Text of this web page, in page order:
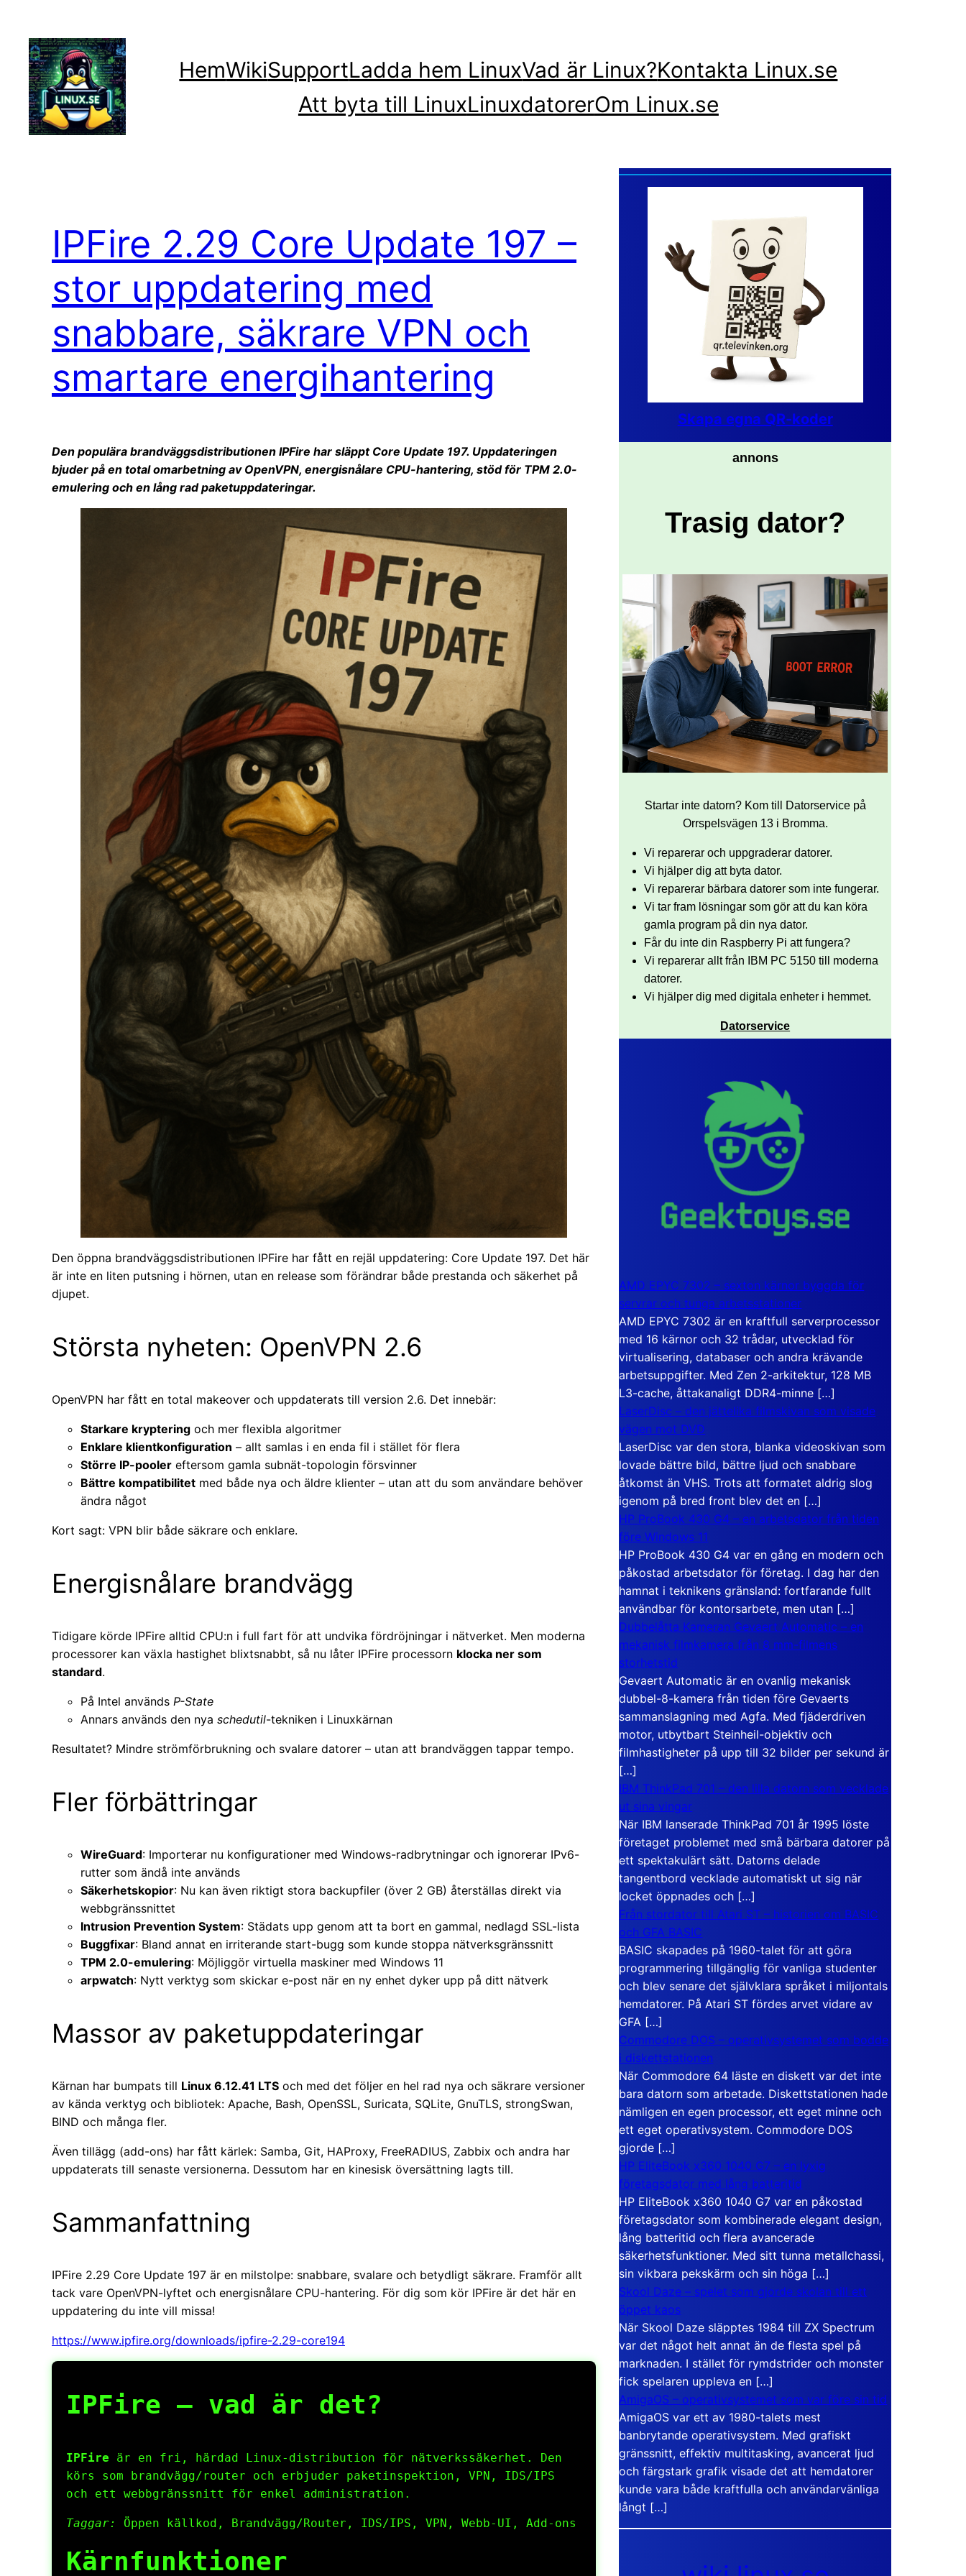
innehåll
HemWikiSupportLadda hem LinuxVad är Linux?Kontakta Linux.se
Att byta till LinuxLinuxdatorerOm Linux.se
IPFire 2.29 Core Update 197 –
stor uppdatering med
snabbare, säkrare VPN och
smartare energihantering
Den populära brandväggsdistributionen IPFire har släppt Core Update 197. Uppdateringen
bjuder på en total omarbetning av OpenVPN, energisnålare CPU-hantering, stöd för TPM 2.0-
emulering och en lång rad paketuppdateringar.
Den öppna brandväggsdistributionen IPFire har fått en rejäl uppdatering: Core Update 197. Det här
är inte en liten putsning i hörnen, utan en release som förändrar både prestanda och säkerhet på
djupet.
Största nyheten: OpenVPN 2.6
OpenVPN har fått en total makeover och uppdaterats till version 2.6. Det innebär:
Starkare kryptering och mer flexibla algoritmer
Enklare klientkonfiguration – allt samlas i en enda fil i stället för flera
Större IP-pooler eftersom gamla subnät-topologin försvinner
Bättre kompatibilitet med både nya och äldre klienter – utan att du som användare behöver
ändra något
Kort sagt: VPN blir både säkrare och enklare.
Energisnålare brandvägg
Tidigare körde IPFire alltid CPU:n i full fart för att undvika fördröjningar i nätverket. Men moderna
processorer kan växla hastighet blixtsnabbt, så nu låter IPFire processorn klocka ner som
standard.
På Intel används P-State
Annars används den nya schedutil-tekniken i Linuxkärnan
Resultatet? Mindre strömförbrukning och svalare datorer – utan att brandväggen tappar tempo.
Fler förbättringar
WireGuard: Importerar nu konfigurationer med Windows-radbrytningar och ignorerar IPv6-
rutter som ändå inte används
Säkerhetskopior: Nu kan även riktigt stora backupfiler (över 2 GB) återställas direkt via
webbgränssnittet
Intrusion Prevention System: Städats upp genom att ta bort en gammal, nedlagd SSL-lista
Buggfixar: Bland annat en irriterande start-bugg som kunde stoppa nätverksgränssnitt
TPM 2.0-emulering: Möjliggör virtuella maskiner med Windows 11
arpwatch: Nytt verktyg som skickar e-post när en ny enhet dyker upp på ditt nätverk
Massor av paketuppdateringar
Kärnan har bumpats till Linux 6.12.41 LTS och med det följer en hel rad nya och säkrare versioner
av kända verktyg och bibliotek: Apache, Bash, OpenSSL, Suricata, SQLite, GnuTLS, strongSwan,
BIND och många fler.
Även tillägg (add-ons) har fått kärlek: Samba, Git, HAProxy, FreeRADIUS, Zabbix och andra har
uppdaterats till senaste versionerna. Dessutom har en kinesisk översättning lagts till.
Sammanfattning
IPFire 2.29 Core Update 197 är en milstolpe: snabbare, svalare och betydligt säkrare. Framför allt
tack vare OpenVPN-lyftet och energisnålare CPU-hantering. För dig som kör IPFire är det här en
uppdatering du inte vill missa!
https://www.ipfire.org/downloads/ipfire-2.29-core194
IPFire – vad är det?
IPFire är en fri, härdad Linux-distribution för nätverkssäkerhet. Den
körs som brandvägg/router och erbjuder paketinspektion, VPN, IDS/IPS
och ett webbgränssnitt för enkel administration.
Taggar: Öppen källkod, Brandvägg/Router, IDS/IPS, VPN, Webb-UI, Add-ons
Kärnfunktioner
Skapa egna QR-koder
annons
Trasig dator?
Startar inte datorn? Kom till Datorservice på
Orrspelsvägen 13 i Bromma.
Vi reparerar och uppgraderar datorer.
Vi hjälper dig att byta dator.
Vi reparerar bärbara datorer som inte fungerar.
Vi tar fram lösningar som gör att du kan köra
gamla program på din nya dator.
Får du inte din Raspberry Pi att fungera?
Vi reparerar allt från IBM PC 5150 till moderna
datorer.
Vi hjälper dig med digitala enheter i hemmet.
Datorservice
AMD EPYC 7302 – sexton kärnor byggda för
servrar och tunga arbetsstationer
AMD EPYC 7302 är en kraftfull serverprocessor
med 16 kärnor och 32 trådar, utvecklad för
virtualisering, databaser och andra krävande
arbetsuppgifter. Med Zen 2-arkitektur, 128 MB
L3-cache, åttakanaligt DDR4-minne […]
LaserDisc – den jättelika filmskivan som visade
vägen mot DVD
LaserDisc var den stora, blanka videoskivan som
lovade bättre bild, bättre ljud och snabbare
åtkomst än VHS. Trots att formatet aldrig slog
igenom på bred front blev det en […]
HP ProBook 430 G4 – en arbetsdator från tiden
före Windows 11
HP ProBook 430 G4 var en gång en modern och
påkostad arbetsdator för företag. I dag har den
hamnat i teknikens gränsland: fortfarande fullt
användbar för kontorsarbete, men utan […]
Dubbelåtta Kameran Gevaert Automatic – en
mekanisk filmkamera från 8 mm-filmens
storhetstid
Gevaert Automatic är en ovanlig mekanisk
dubbel-8-kamera från tiden före Gevaerts
sammanslagning med Agfa. Med fjäderdriven
motor, utbytbart Steinheil-objektiv och
filmhastigheter på upp till 32 bilder per sekund är
[…]
IBM ThinkPad 701 – den lilla datorn som vecklade
ut sina vingar
När IBM lanserade ThinkPad 701 år 1995 löste
företaget problemet med små bärbara datorer på
ett spektakulärt sätt. Datorns delade
tangentbord vecklade automatiskt ut sig när
locket öppnades och […]
Från stordator till Atari ST – historien om BASIC
och GFA BASIC
BASIC skapades på 1960-talet för att göra
programmering tillgänglig för vanliga studenter
och blev senare det självklara språket i miljontals
hemdatorer. På Atari ST fördes arvet vidare av
GFA […]
Commodore DOS – operativsystemet som bodde
i diskettstationen
När Commodore 64 läste en diskett var det inte
bara datorn som arbetade. Diskettstationen hade
nämligen en egen processor, ett eget minne och
ett eget operativsystem. Commodore DOS
gjorde […]
HP EliteBook x360 1040 G7 – en lyxig
företagsdator med lång batteritid
HP EliteBook x360 1040 G7 var en påkostad
företagsdator som kombinerade elegant design,
lång batteritid och flera avancerade
säkerhetsfunktioner. Med sitt tunna metallchassi,
sin vikbara pekskärm och sin höga […]
Skool Daze – spelet som gjorde skolan till ett
öppet kaos
När Skool Daze släpptes 1984 till ZX Spectrum
var det något helt annat än de flesta spel på
marknaden. I stället för rymdstrider och monster
fick spelaren uppleva en […]
AmigaOS – operativsystemet som var före sin tid
AmigaOS var ett av 1980-talets mest
banbrytande operativsystem. Med grafiskt
gränssnitt, effektiv multitasking, avancerat ljud
och färgstark grafik visade det att hemdatorer
kunde vara både kraftfulla och användarvänliga
långt […]